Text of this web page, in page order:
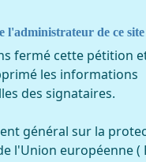
et bénéfiques pour
les groupes et les
du logement
social doivent
sociaux et
l'administrateur de ce site
fermé cette pétition
les informations
des signataires.
général sur la
l'Union européenne (